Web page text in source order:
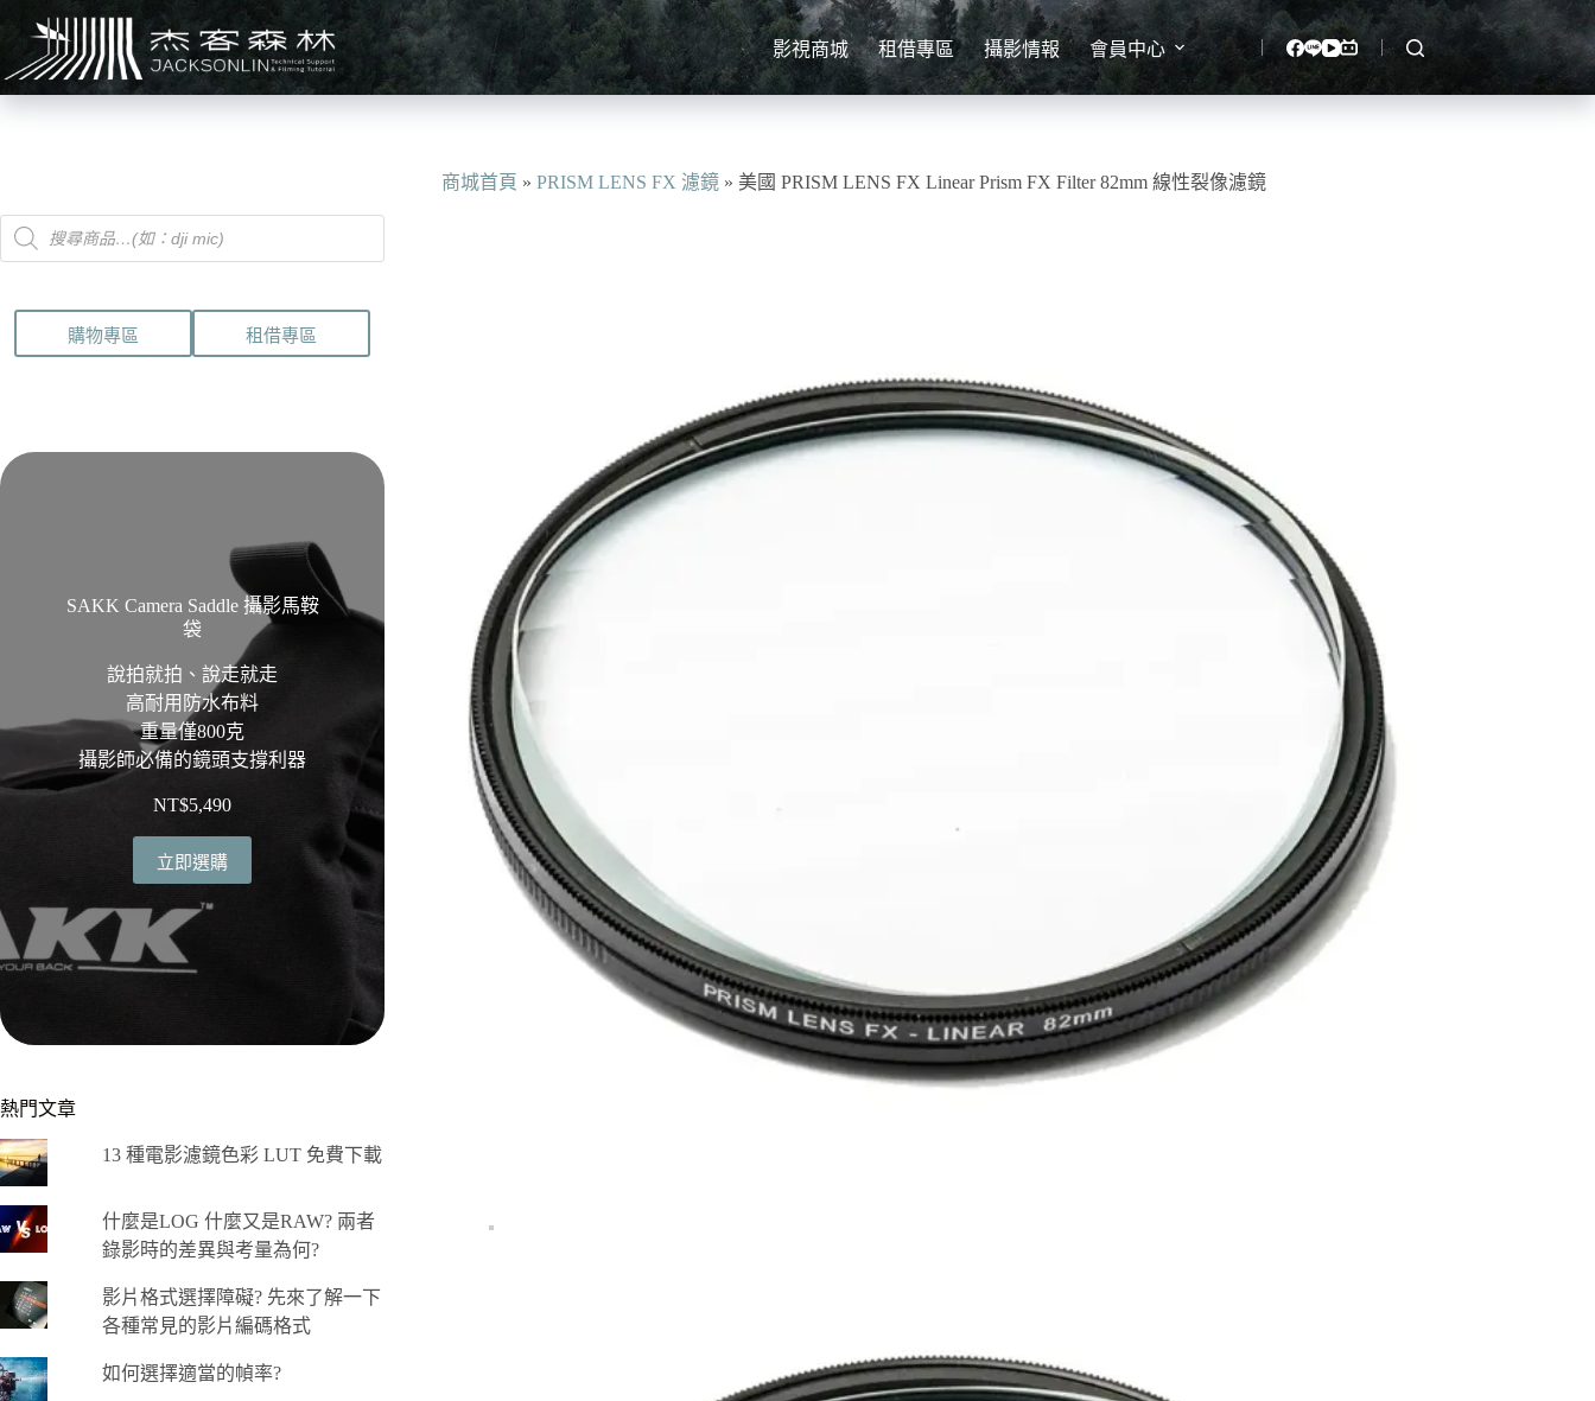
主
要
影視商城 租借專區 攝影情報 會員中心
商城首頁 » PRISM LENS FX 濾鏡 » 美國 PRISM LENS FX Linear Prism FX Filter 82mm 線性裂像濾鏡
Products
search
購物專區 租借專區
SAKK Camera Saddle 攝影馬鞍
袋
說拍就拍、說走就走
高耐用防水布料
重量僅800克
攝影師必備的鏡頭支撐利器
NT$5,490
立即選購
熱門文章
13 種電影濾鏡色彩 LUT 免費下載
什麼是LOG 什麼又是RAW? 兩者
錄影時的差異與考量為何?
影片格式選擇障礙? 先來了解一下
各種常見的影片編碼格式
如何選擇適當的幀率?